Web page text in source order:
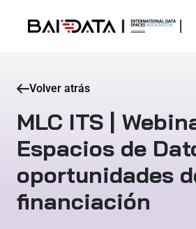
Volver atrás
MLC ITS |
Espacios de
oportunidades
financiación